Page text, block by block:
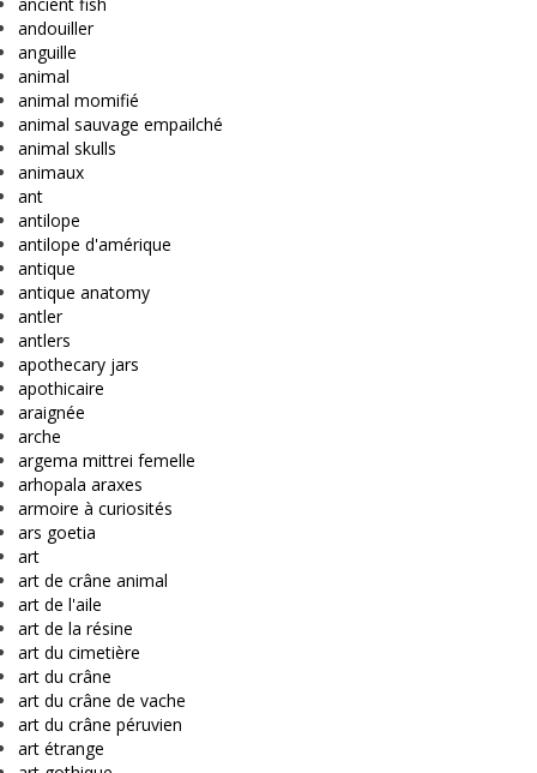
andouiller
anguille
animal
animal momifié
animal sauvage empailché
animal skulls
animaux
ant
antilope
antilope d'amérique
antique
antique anatomy
antler
antlers
apothecary jars
apothicaire
araignée
arche
argema mittrei femelle
arhopala araxes
armoire à curiosités
ars goetia
art
art de crâne animal
art de l'aile
art de la résine
art du cimetière
art du crâne
art du crâne de vache
art du crâne péruvien
art étrange